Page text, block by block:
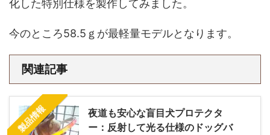
化した特別仕様を製作してみました。
今のところ58.5ｇが最軽量モデルとなります。
関連記事
製品情報
夜道も安心な盲目犬プロテクタ
ー：反射して光る仕様のドッグバ